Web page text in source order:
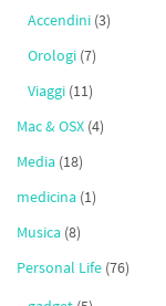
Accendini (3)
Orologi (7)
Viaggi (11)
Mac & OSX (4)
Media (18)
medicina (1)
Musica (8)
Personal Life (76)